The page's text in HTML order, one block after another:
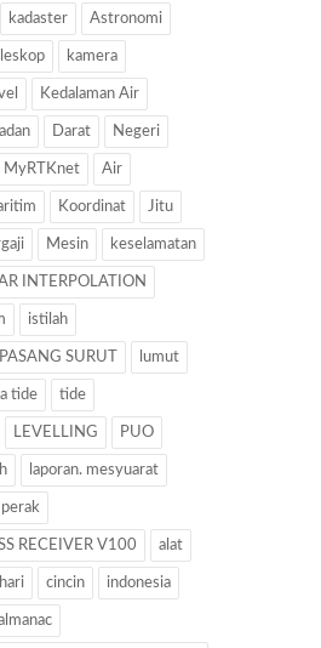
kadaster Astronomi
kamera
Kedalaman Air
Darat Negeri
MyRTKnet Air
Koordinat Jitu
Mesin keselamatan
INTERPOLATION
istilah
SURUT lumut
tide tide
LEVELLING PUO
laporan. mesyuarat
perak
RECEIVER V100 alat
cincin indonesia